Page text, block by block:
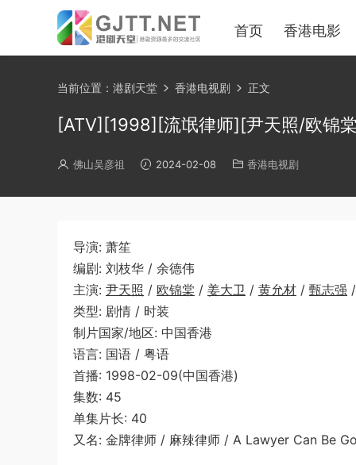
首页 香港电影
当前位置： 港剧天堂 香港电视剧 正文
[ATV][1998][流氓律师][尹天照/欧锦
佛山吴彦祖 2024-02-08 香港电视剧
导演: 萧笙
编剧: 刘枝华 / 余德伟
主演: 尹天照 / 欧锦棠 / 姜大卫 / 黄允材 / 甄志强
类型: 剧情 / 时装
制片国家/地区: 中国香港
语言: 国语 / 粤语
首播: 1998-02-09(中国香港)
集数: 45
单集片长: 40
又名: 金牌律师 / 麻辣律师 / A Lawyer Can Be